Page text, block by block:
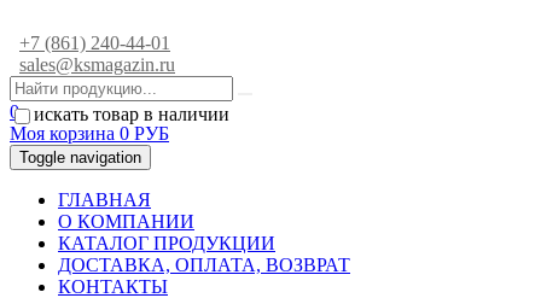
+7 (861) 240-44-01
sales@ksmagazin.ru
искать товар в наличии
0
Моя корзина 0 РУБ
Toggle navigation
ГЛАВНАЯ
О КОМПАНИИ
КАТАЛОГ ПРОДУКЦИИ
ДОСТАВКА, ОПЛАТА, ВОЗВРАТ
КОНТАКТЫ